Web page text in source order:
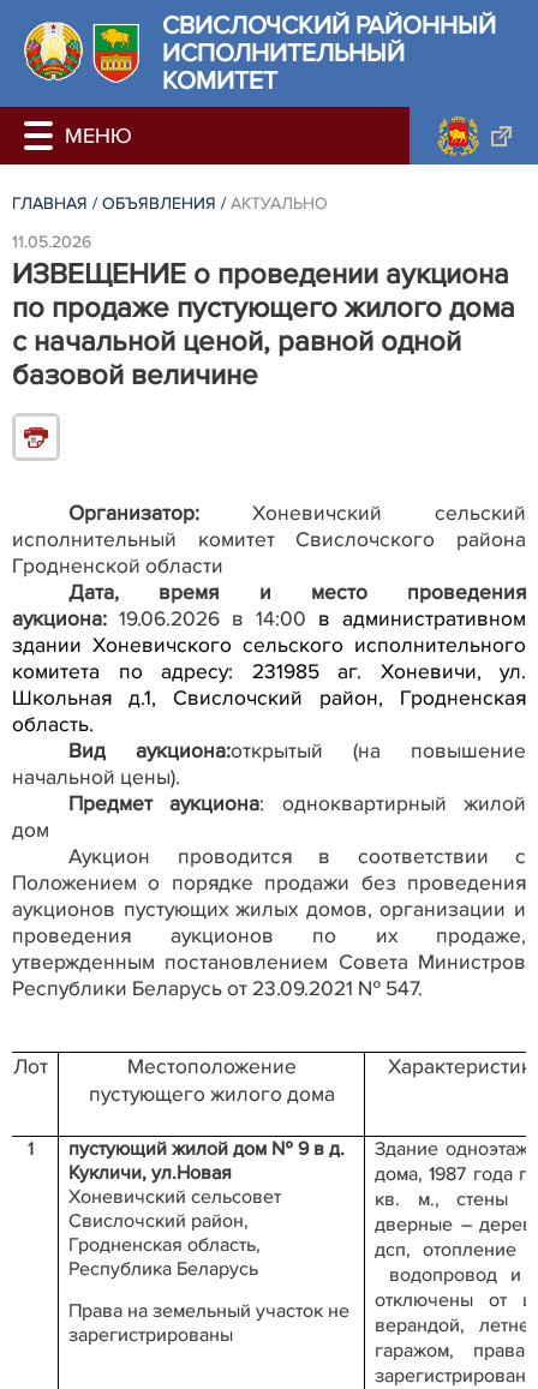
СВИСЛОЧСКИЙ РАЙОННЫЙ
ИСПОЛНИТЕЛЬНЫЙ
КОМИТЕТ
ГЛАВНАЯ / ОБЪЯВЛЕНИЯ / АКТУАЛЬНО
11.05.2026
ИЗВЕЩЕНИЕ о проведении аукциона
по продаже пустующего жилого дома
с начальной ценой, равной одной
базовой величине
Организатор: Хоневичский сельский
исполнительный комитет Свислочского района
Гродненской области
Дата, время и место проведения
аукциона: 19.06.2026 в 14:00 в административном
здании Хоневичского сельского исполнительного
комитета по адресу: 231985 аг. Хоневичи, ул.
Школьная д.1, Свислочский район, Гродненская
область.
Вид аукциона:открытый (на повышение
начальной цены).
Предмет аукциона: одноквартирный жилой
дом
Аукцион проводится в соответствии с
Положением о порядке продажи без проведения
аукционов пустующих жилых домов, организации и
проведения аукционов по их продаже,
утвержденным постановлением Совета Министров
Республики Беларусь от 23.09.2021 № 547.
Лот
Местоположение
пустующего жилого дома
1
пустующий жилой дом № 9 в д.
Кукличи, ул.Новая
Хоневичский сельсовет
Свислочский район,
Гродненская область,
Республика Беларусь
Права на земельный участок не
зарегистрированы
Здание
дома, 1987 года
кв. м., стены
дверные –
дсп, отопление
водопровод и
отключены от
верандой,
гаражом,
зарегистрированы